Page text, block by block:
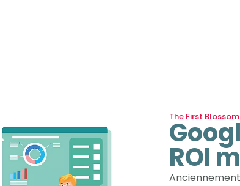
The First
ROI